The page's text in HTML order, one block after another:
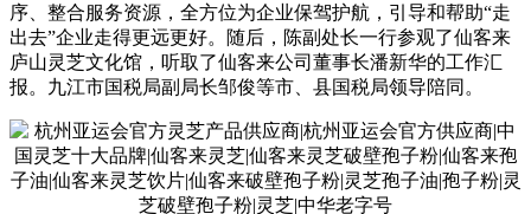
序、整合服务资源，全方位为企业保驾护航，引导和帮助“走
出去”企业走得更远更好。随后，陈副处长一行参观了仙客来
庐山灵芝文化馆，听取了仙客来公司董事长潘新华的工作汇
报。九江市国税局副局长邹俊等市、县国税局领导陪同。